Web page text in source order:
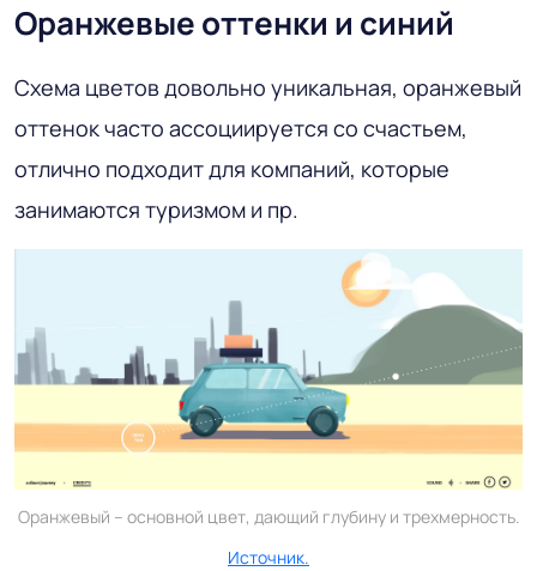
Оранжевые оттенки и синий
Схема цветов довольно уникальная, оранжевый
оттенок часто ассоциируется со счастьем,
отлично подходит для компаний, которые
занимаются туризмом и пр.
Оранжевый – основной цвет, дающий глубину и трехмерность.
Источник.